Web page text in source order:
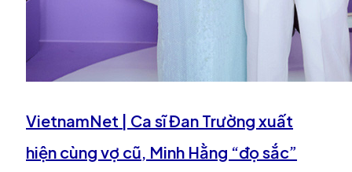
VietnamNet | Ca sĩ Đan Trường xuất
hiện cùng vợ cũ, Minh Hằng “đọ sắc”